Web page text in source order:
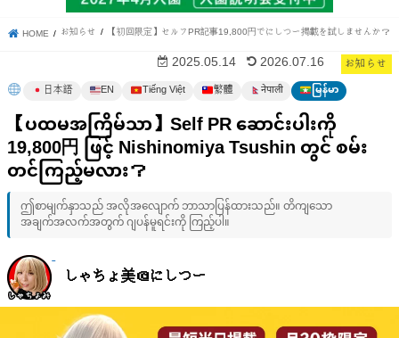
HOME お知らせ 【初回限定】セルフPR記事19,800円でにしつー掲載を試しませんか？
お知らせ
2025.05.14 2026.07.16
日本語 EN Tiếng Việt 繁體 नेपाली မြန်မာ
【ပထမအကြိမ်သာ】Self PR ဆောင်းပါးကို
19,800円 ဖြင့် Nishinomiya Tsushin တွင် စမ်း
တင်ကြည့်မလား？
ဤစာမျက်နှာသည် အလိုအလျောက် ဘာသာပြန်ထားသည်။ တိကျသော
အချက်အလက်အတွက် ဂျပန်မူရင်းကို ကြည့်ပါ။
しゃちょ美＠にしつー